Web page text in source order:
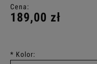
Cena:
189,00 zł
* Kolor: